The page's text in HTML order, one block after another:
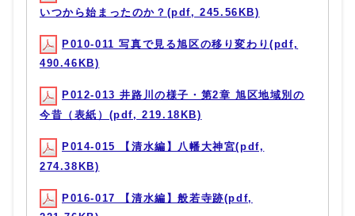
いつから始まったのか？(pdf, 245.56KB)
P010-011 写真で見る旭区の移り変わり(pdf,
490.46KB)
P012-013 井路川の様子・第2章 旭区地域別の
今昔（表紙）(pdf, 219.18KB)
P014-015 【清水編】八幡大神宮(pdf,
274.38KB)
P016-017 【清水編】般若寺跡(pdf,